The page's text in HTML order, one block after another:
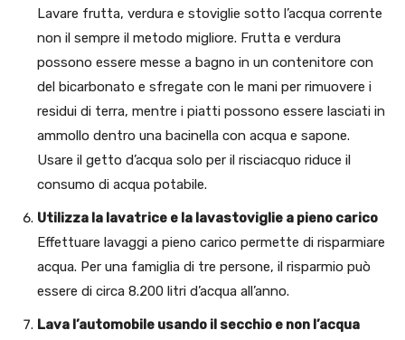
Lavare frutta, verdura e stoviglie sotto l’acqua corrente
non il sempre il metodo migliore. Frutta e verdura
possono essere messe a bagno in un contenitore con
del bicarbonato e sfregate con le mani per rimuovere i
residui di terra, mentre i piatti possono essere lasciati in
ammollo dentro una bacinella con acqua e sapone.
Usare il getto d’acqua solo per il risciacquo riduce il
consumo di acqua potabile.
Utilizza la lavatrice e la lavastoviglie a pieno carico
Effettuare lavaggi a pieno carico permette di risparmiare
acqua. Per una famiglia di tre persone, il risparmio può
essere di circa 8.200 litri d’acqua all’anno.
Lava l’automobile usando il secchio e non l’acqua